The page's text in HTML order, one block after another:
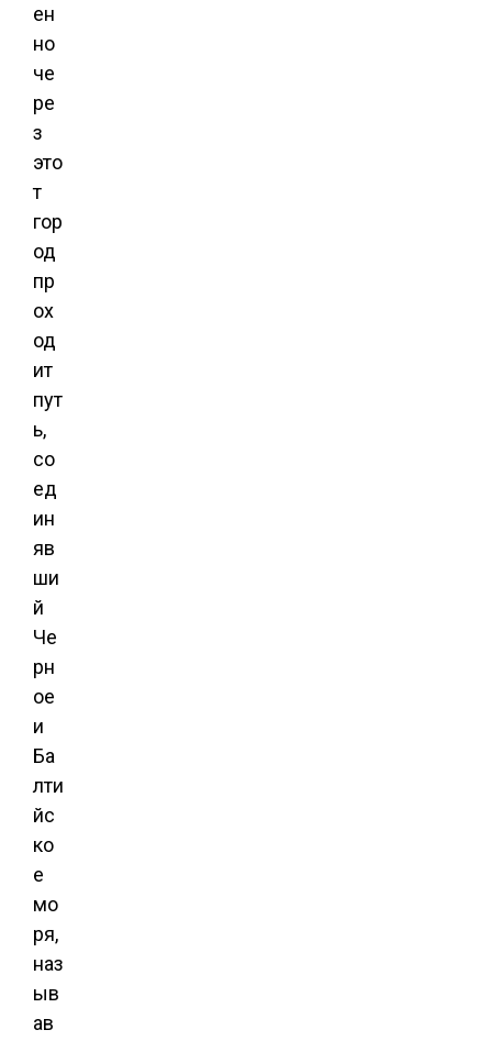
ен
но
че
ре
з
это
т
гор
од
пр
ох
од
ит
пут
ь,
со
ед
ин
яв
ши
й
Че
рн
ое
и
Ба
лти
йс
ко
е
мо
ря,
наз
ыв
ав